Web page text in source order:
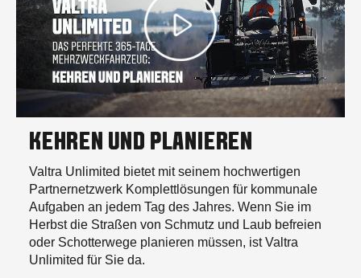
KEHREN UND PLANIEREN
Valtra Unlimited bietet mit seinem hochwertigen
Partnernetzwerk Komplettlösungen für kommunale
Aufgaben an jedem Tag des Jahres. Wenn Sie im
Herbst die Straßen von Schmutz und Laub befreien
oder Schotterwege planieren müssen, ist Valtra
Unlimited für Sie da.